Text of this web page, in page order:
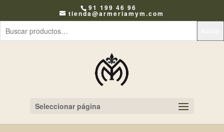
91 199 46 96
tienda@armeriamym.com
Seleccionar página